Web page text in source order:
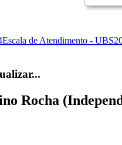
Escala de Atendimento - UBS
Rocha